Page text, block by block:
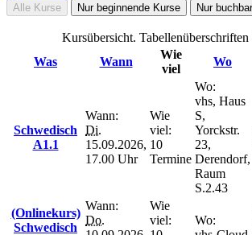
Alle Kurse Nur beginnende Kurse Nur
Kursübersicht.
Was
Wann
Wie
viel
Wo
Schwedisch
A1.1
Wann:
Di.
15.09.2026,
17.00 Uhr
Wie
viel:
10
Termine
Wo:
vhs, Haus
S,
Yorckstr.
23,
Derendorf,
Raum
S.2.43
(Onlinekurs)
Schwedisch
Wann:
Do.
Wie
viel:
Wo: